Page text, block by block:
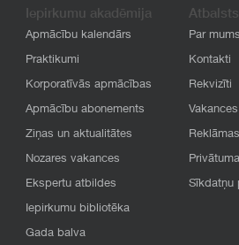
Iepirkumu akadēmija
Apmācību kalendārs
Praktikumi
Korporatīvās apmācības
Apmācību abonements
Ziņas un aktualitātes
Nozares vakances
Ekspertu atbildes
Iepirkumu bibliotēka
Gada balva
Atbalsts
Par mums
Kontakti
Rekvizīti
Vakances
Sīkdatņu